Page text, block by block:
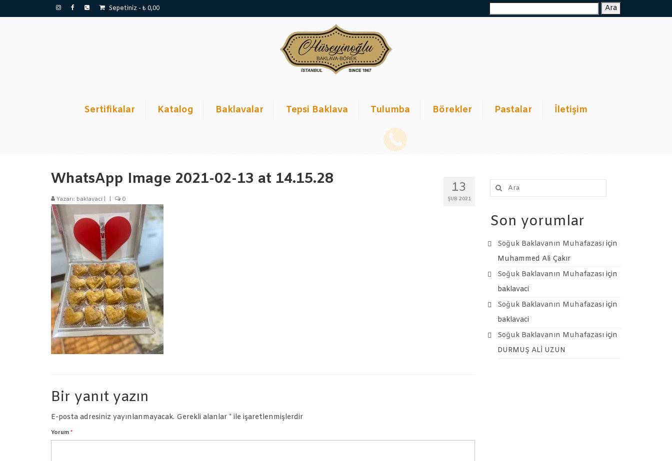
Sepetiniz - ₺0,00 Ara: Ara
Sertifikalar Katalog Baklavalar Tepsi Baklava Tulumba Börekler Pastalar İletişim
13
ŞUB 2021
WhatsApp Image 2021-02-13 at 14.15.28
Yazarı: baklavaci 0
Bir yanıt yazın
E-posta adresiniz yayınlanmayacak. Gerekli alanlar * ile işaretlenmişlerdir
Yorum *
Şunu
ara:
Son yorumlar
Soğuk Baklavanın Muhafazası için
Muhammed Ali Çakır
Soğuk Baklavanın Muhafazası için
baklavaci
Soğuk Baklavanın Muhafazası için
baklavaci
Soğuk Baklavanın Muhafazası için
DURMUŞ ALİ UZUN